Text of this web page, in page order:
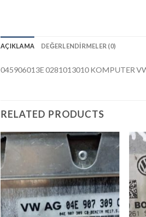
AÇIKLAMA DEĞERLENDIRMELER (0)
045906013E 0281013010 KOMPUTER
RELATED PRODUCTS
İstek
Listeme
Ekle